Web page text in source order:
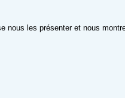
nous les présenter et nous